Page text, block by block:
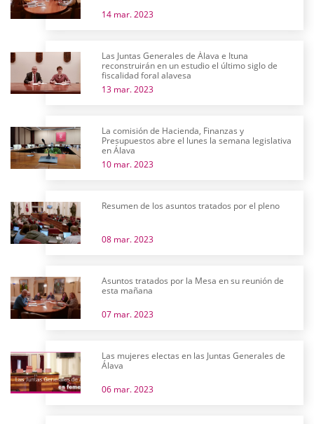
14 mar. 2023
Las Juntas Generales de Álava e Ituna
reconstruirán en un estudio el último siglo de
fiscalidad foral alavesa
13 mar. 2023
La comisión de Hacienda, Finanzas y
Presupuestos abre el lunes la semana legislativa
en Álava
10 mar. 2023
Resumen de los asuntos tratados por el pleno
08 mar. 2023
Asuntos tratados por la Mesa en su reunión de
esta mañana
07 mar. 2023
Las mujeres electas en las Juntas Generales de
Álava
06 mar. 2023